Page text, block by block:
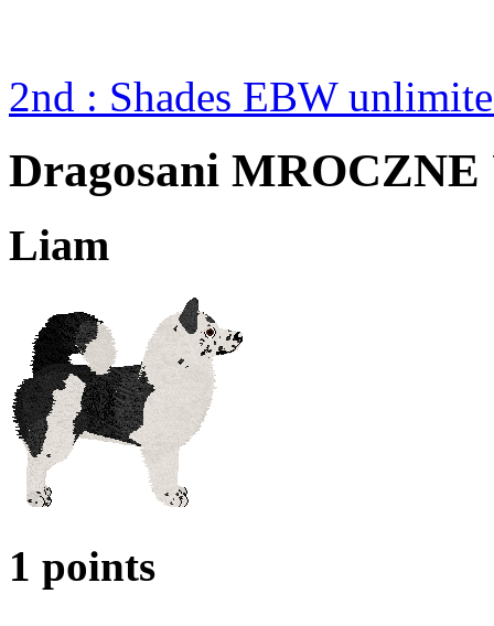
2nd : Shades EBW
Dragosani
Liam
1 points